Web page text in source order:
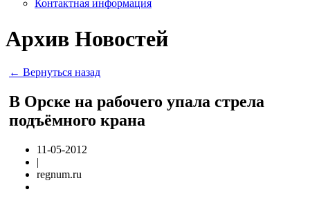
Контактная информация
Архив Новостей
← Вернуться назад
В Орске на рабочего упала стрела
подъёмного крана
11-05-2012
|
regnum.ru